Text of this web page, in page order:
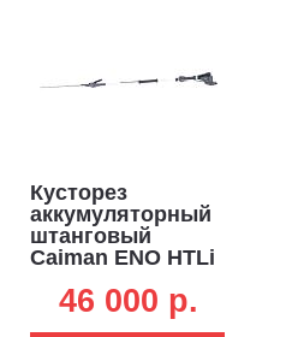
Кусторез
аккумуляторный
штанговый
Caiman ENO HTLi
(RUS, BL 60В,
Standart Connect,
46 000 p.